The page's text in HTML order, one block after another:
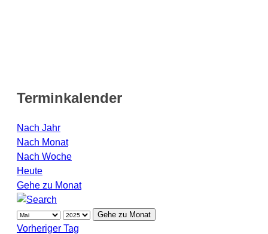
Terminkalender
Nach Jahr
Nach Monat
Nach Woche
Heute
Gehe zu Monat
Gehe zu Monat
Vorheriger Tag